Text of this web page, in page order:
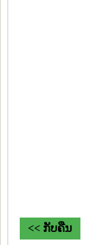
<< ກັບຄືນ